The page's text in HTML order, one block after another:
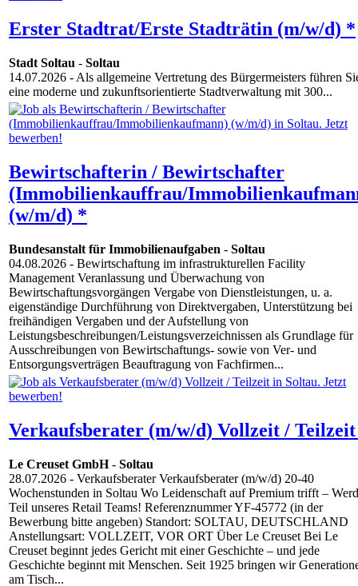
Erster Stadtrat/Erste Stadträtin (m/w/d) *
Stadt Soltau - Soltau
14.07.2026 - Als allgemeine Vertretung des Bürgermeisters führen
eine moderne und zukunftsorientierte Stadtverwaltung mit 300...
Bewirtschafterin / Bewirtschafter
(Immobilienkauffrau/
(w/m/d) *
Bundesanstalt für Immobilienaufgaben - Soltau
04.08.2026 - Bewirtschaftung im infrastrukturellen Facility
Management Veranlassung und Überwachung von
Bewirtschaftungsvorgängen Vergabe von Dienstleistungen, u. a.
eigenständige Durchführung von Direktvergaben, Unterstützung bei
freihändigen Vergaben und der Aufstellung von
Leistungsbeschreibungen/Leistungsverzeichnissen als Grundlage für
Ausschreibungen von Bewirtschaftungs- sowie von Ver- und
Entsorgungsverträgen Beauftragung von Fachfirmen...
Verkaufsberater (m/w/d) Vollzeit /
Le Creuset GmbH- Soltau
28.07.2026 - Verkaufsberater Verkaufsberater (m/w/d) 20-40
Wochenstunden in Soltau Wo Leidenschaft auf Premium trifft –
Teil unseres Retail Teams! Referenznummer YF-45772 (in der
Bewerbung bitte angeben) Standort: SOLTAU, DEUTSCHLAND
Anstellungsart: VOLLZEIT, VOR ORT Über Le Creuset Bei Le
Creuset beginnt jedes Gericht mit einer Geschichte – und jede
Geschichte beginnt mit Menschen. Seit 1925 bringen wir
am Tisch...